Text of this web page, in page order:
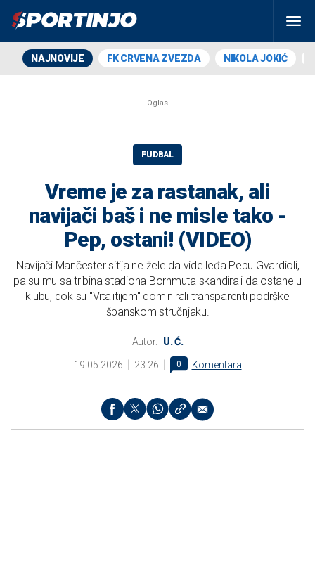
NAJNOVIJE FK CRVENA ZVEZDA NIKOLA JOKIĆ
FUDBAL
Vreme je za rastanak, ali
navijači baš i ne misle tako -
Pep, ostani! (VIDEO)
Navijači Mančester sitija ne žele da vide leđa Pepu Gvardioli,
pa su mu sa tribina stadiona Bornmuta skandirali da ostane u
klubu, dok su "Vitalitijem" dominirali transparenti podrške
španskom stručnjaku.
Autor: U. Ć.
19.05.2026 23:26 0 Komentara